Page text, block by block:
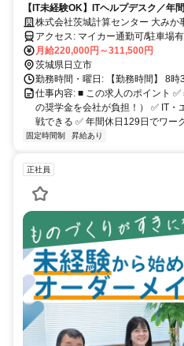
【IT未経験OK】ITヘルプデスク／年
あり！創業60年の安定企業
株式会社茨城計算センター 大みか
アクセス: マイカー通勤可/駐車場有
月給220,000円～311,500円
茨城県日立市
勤務時間・曜日: 【勤務時間】 8時
仕事内容: ■ この求人のポイント
の奨学金を会社が負担！） ✅ IT
戦できる ✅ 年間休日129日でワー
固定時間制 昇給あり
正社員